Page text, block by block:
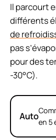
Il parcourt
différents
de
pas
pour des
-30°C).
Autoen 5